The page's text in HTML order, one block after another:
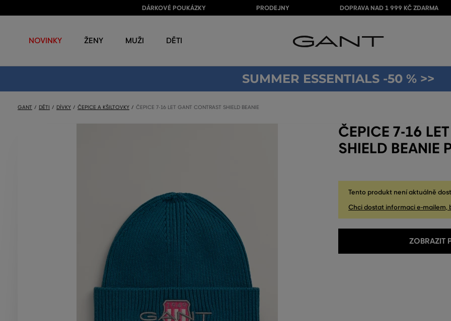
DÁRKOVÉ POUKÁZKY PRODEJNY DOPRAVA NAD 1 999 KČ ZDARMA
NOVINKY ŽENY MUŽI DĚTI
SUMMER ESSENTIALS -50 % >>
GANT DĚTI DÍVKY ČEPICE A KŠILTOVKY ČEPICE 7-16 LET GANT CONTRAST SHIELD BEANIE
ČEPICE 7-16
SHIELD BEANIE
Tento produkt není aktuálně
Chci dostat informaci e-mailem,
ZOBRAZIT